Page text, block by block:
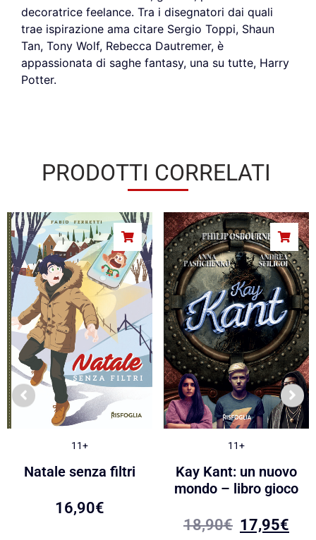
decoratrice feelance. Tra i disegnatori dai quali
trae ispirazione ama citare Sergio Toppi, Shaun
Tan, Tony Wolf, Rebecca Dautremer, è
appassionata di saghe fantasy, una su tutte, Harry
Potter.
PRODOTTI CORRELATI
11+
Natale senza filtri
16,90€
11+
Kay Kant: un nuovo
mondo – libro gioco
18,90€ 17,95€